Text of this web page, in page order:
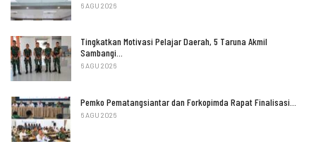
6 AGU 2026
Tingkatkan Motivasi Pelajar Daerah, 5 Taruna Akmil
Sambangi…
6 AGU 2026
Pemko Pematangsiantar dan Forkopimda Rapat Finalisasi…
6 AGU 2026